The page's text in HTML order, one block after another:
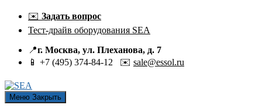
Перейти
содержанию
✉️ Задать вопрос
Тест-драйв оборудования SEA
📍г. Москва, ул. Плеханова, д. 7
📱 +7 (495) 374-84-12 ✉️ sale@essol.ru
Меню Закрыть